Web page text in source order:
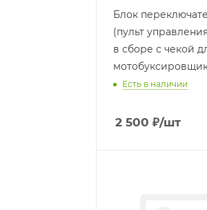
Блок
(пульт
в сборе с чекой
Есть в наличии
2 500 ₽/шт